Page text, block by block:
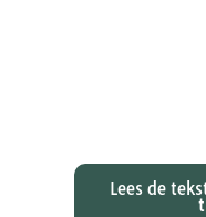
Lees de